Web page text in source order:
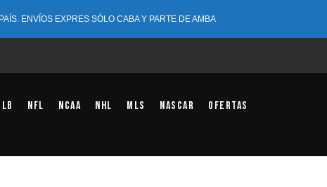
ENVÍOS EXPRES SÓLO CABA Y PARTE DE AMBA
NFL NCAA NHL MLS NASCAR
Ofertas